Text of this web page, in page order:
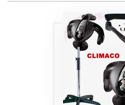
CASQUE
SÉCHAGE